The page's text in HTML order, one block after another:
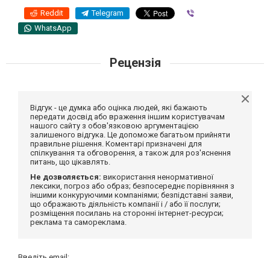
Reddit Telegram
WhatsApp
Рецензія
Відгук - це думка або оцінка людей, які бажають
передати досвід або враження іншим користувачам
нашого сайту з обов'язковою аргументацією
залишеного відгука. Це допоможе багатьом прийняти
правильне рішення. Коментарі призначені для
спілкування та обговорення, а також для роз'яснення
питань, що цікавлять.
Не дозволяється: використання ненормативної
лексики, погроз або образ; безпосереднє порівняння з
іншими конкуруючими компаніями; безпідставні заяви,
що ображають діяльність компанії і / або її послуги;
розміщення посилань на сторонні інтернет-ресурси;
реклама та самореклама.